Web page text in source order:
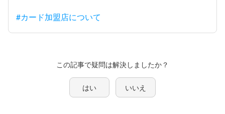
#カード加盟店について
この記事で疑問は解決しましたか？
はい いいえ